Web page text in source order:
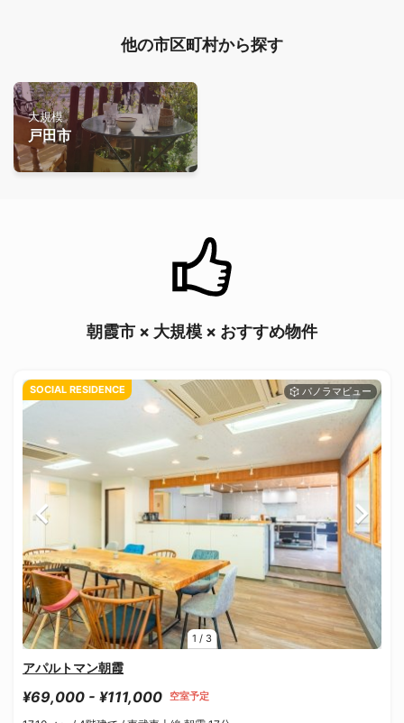
他の市区町村から探す
大規模
戸田市
朝霞市 × 大規模 × おすすめ物件
1 / 3
SOCIAL RESIDENCE
アパルトマン朝霞
¥69,000 - ¥111,000 空室予定